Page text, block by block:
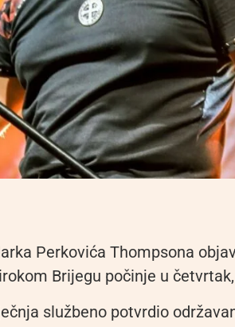
Perkovića Thompsona
Brijegu počinje u
službeno potvrdio